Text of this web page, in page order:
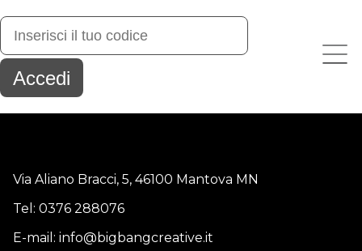
Via Aliano Bracci, 5, 46100 Mantova MN
Tel: 0376 288076
E-mail: info@bigbangcreative.it